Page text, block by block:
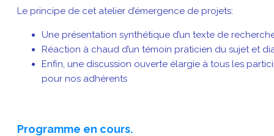
Le principe de cet atelier d’émergence de projets:
Une présentation synthétique d’un texte de
Réaction à chaud d’un témoin praticien du sujet et
Enfin, une discussion ouverte élargie à tous les
pour nos adhérents
Programme en cours.